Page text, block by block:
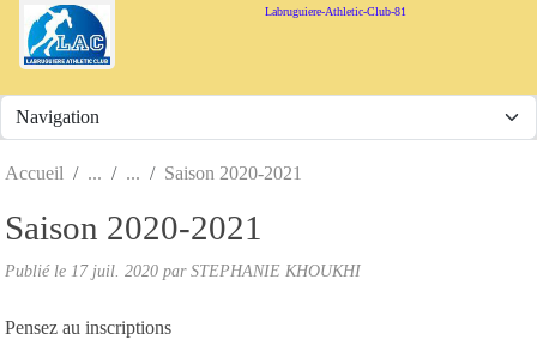
Labruguiere-Athletic-Club-81
Accueil Saison 2020-2021
Saison 2020-2021
Publié le 17 juil. 2020 parSTEPHANIE KHOUKHI
Pensez au inscriptions
Panneau de gestion des cookies